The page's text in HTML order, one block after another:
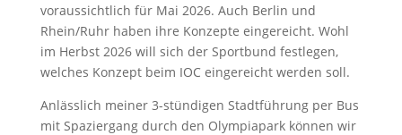
voraussichtlich für Mai 2026. Auch Berlin und
Rhein/Ruhr haben ihre Konzepte eingereicht. Wohl
im Herbst 2026 will sich der Sportbund festlegen,
welches Konzept beim IOC eingereicht werden soll.
Anlässlich meiner 3-stündigen Stadtführung per Bus
mit Spaziergang durch den Olympiapark können wir